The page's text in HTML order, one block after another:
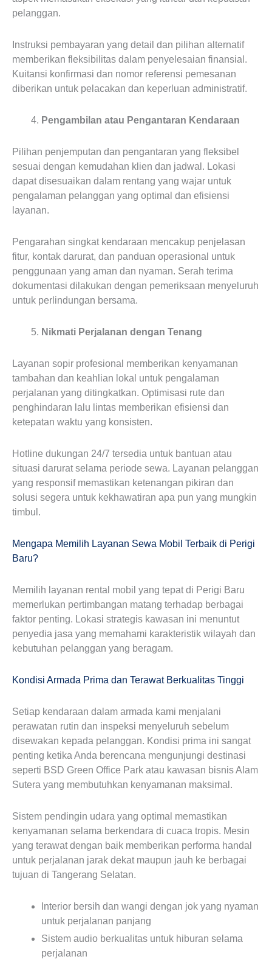
pelanggan.
Instruksi pembayaran yang detail dan pilihan alternatif
memberikan fleksibilitas dalam penyelesaian finansial.
Kuitansi konfirmasi dan nomor referensi pemesanan
diberikan untuk pelacakan dan keperluan administratif.
Pengambilan atau Pengantaran Kendaraan
Pilihan penjemputan dan pengantaran yang fleksibel
sesuai dengan kemudahan klien dan jadwal. Lokasi
dapat disesuaikan dalam rentang yang wajar untuk
pengalaman pelanggan yang optimal dan efisiensi
layanan.
Pengarahan singkat kendaraan mencakup penjelasan
fitur, kontak darurat, dan panduan operasional untuk
penggunaan yang aman dan nyaman. Serah terima
dokumentasi dilakukan dengan pemeriksaan menyeluruh
untuk perlindungan bersama.
Nikmati Perjalanan dengan Tenang
Layanan sopir profesional memberikan kenyamanan
tambahan dan keahlian lokal untuk pengalaman
perjalanan yang ditingkatkan. Optimisasi rute dan
penghindaran lalu lintas memberikan efisiensi dan
ketepatan waktu yang konsisten.
Hotline dukungan 24/7 tersedia untuk bantuan atau
situasi darurat selama periode sewa. Layanan pelanggan
yang responsif memastikan ketenangan pikiran dan
solusi segera untuk kekhawatiran apa pun yang mungkin
timbul.
Mengapa Memilih Layanan Sewa Mobil Terbaik di Perigi
Baru?
Memilih layanan rental mobil yang tepat di Perigi Baru
memerlukan pertimbangan matang terhadap berbagai
faktor penting. Lokasi strategis kawasan ini menuntut
penyedia jasa yang memahami karakteristik wilayah dan
kebutuhan pelanggan yang beragam.
Kondisi Armada Prima dan Terawat Berkualitas Tinggi
Setiap kendaraan dalam armada kami menjalani
perawatan rutin dan inspeksi menyeluruh sebelum
disewakan kepada pelanggan. Kondisi prima ini sangat
penting ketika Anda berencana mengunjungi destinasi
seperti BSD Green Office Park atau kawasan bisnis Alam
Sutera yang membutuhkan kenyamanan maksimal.
Sistem pendingin udara yang optimal memastikan
kenyamanan selama berkendara di cuaca tropis. Mesin
yang terawat dengan baik memberikan performa handal
untuk perjalanan jarak dekat maupun jauh ke berbagai
tujuan di Tangerang Selatan.
Interior bersih dan wangi dengan jok yang nyaman
untuk perjalanan panjang
Sistem audio berkualitas untuk hiburan selama
perjalanan